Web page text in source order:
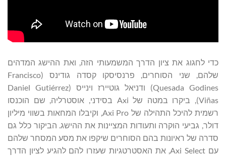
כדי לחגוג את ציון הדרך המשמעותי הזה, ואת ההישג המדהים
שלהם, שני הסוחרים, פרנסיסקו קסדה גודינס (Francisco
Quesada Godines) ודניאל גוטיירז וינייס (Daniel Gutiérrez
Viñas), ביקרו במטה של ​​Axi בסידני, אוסטרליה, שם הוכנסו
רשמית להיכל התהילה של Axi Pro, וקיבלו המחאות בשווי מיליון
דולר, גביעי הוקרה ותעודות המציינות את ההישג. הביקור כלל גם
סדרה של ראיונות בהם הסוחרים שיקפו את מסע המסחר שלהם
עם Axi Select, את האסטרטגיות שעזרו להם להגיע לציון הדרך